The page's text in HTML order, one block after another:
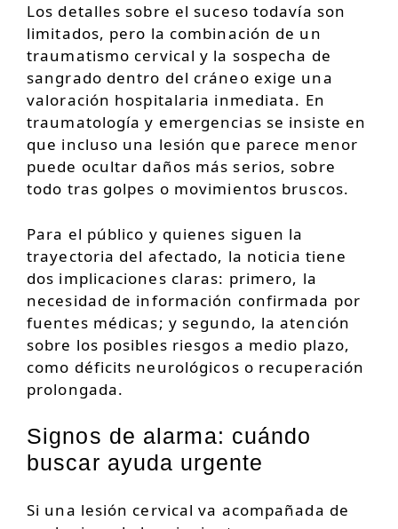
Los detalles sobre el suceso todavía son
limitados, pero la combinación de un
traumatismo cervical y la sospecha de
sangrado dentro del cráneo exige una
valoración hospitalaria inmediata. En
traumatología y emergencias se insiste en
que incluso una lesión que parece menor
puede ocultar daños más serios, sobre
todo tras golpes o movimientos bruscos.
Para el público y quienes siguen la
trayectoria del afectado, la noticia tiene
dos implicaciones claras: primero, la
necesidad de información confirmada por
fuentes médicas; y segundo, la atención
sobre los posibles riesgos a medio plazo,
como déficits neurológicos o recuperación
prolongada.
Signos de alarma: cuándo
buscar ayuda urgente
Si una lesión cervical va acompañada de